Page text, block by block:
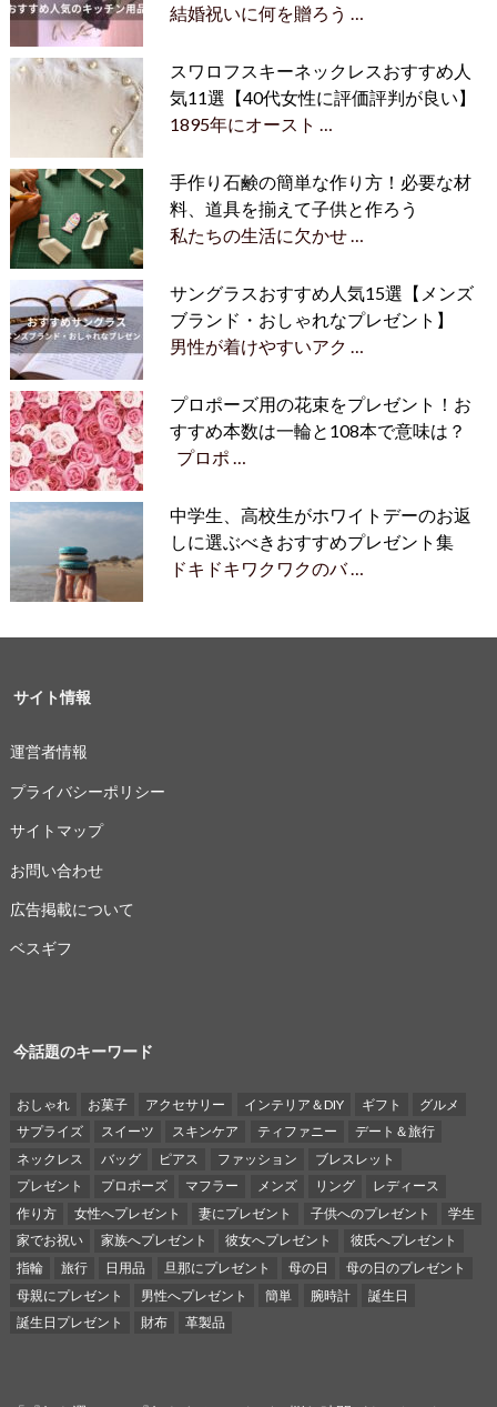
結婚祝いに何を贈ろう …
スワロフスキーネックレスおすすめ人
気11選【40代女性に評価評判が良い】
1895年にオースト …
手作り石鹸の簡単な作り方！必要な材
料、道具を揃えて子供と作ろう
私たちの生活に欠かせ …
サングラスおすすめ人気15選【メンズ
ブランド・おしゃれなプレゼント】
男性が着けやすいアク …
プロポーズ用の花束をプレゼント！お
すすめ本数は一輪と108本で意味は？
プロポ …
中学生、高校生がホワイトデーのお返
しに選ぶべきおすすめプレゼント集
ドキドキワクワクのバ …
サイト情報
運営者情報
プライバシーポリシー
サイトマップ
お問い合わせ
広告掲載について
ベスギフ
今話題のキーワード
おしゃれ お菓子 アクセサリー インテリア＆DIY ギフト
グルメ
サプライズ
スイーツ スキンケア ティファニー
デート＆旅行
ネックレス
バッグ ピアス ファッション
ブレスレット
プレゼント
プロポーズ マフラー メンズ リング
レディース
作り方
女性へプレゼント 妻にプレゼント 子供へのプレゼント
学生
家でお祝い
家族へプレゼント 彼女へプレゼント
彼氏へプレゼント
指輪
旅行 日用品 旦那にプレゼント 母の日
母の日のプレゼント
母親にプレゼント
男性へプレゼント 簡単 腕時計
誕生日
誕生日プレゼント
財布 革製品